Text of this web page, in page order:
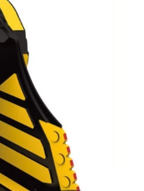
is fel van
most a